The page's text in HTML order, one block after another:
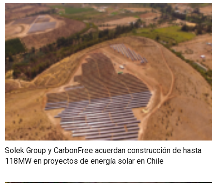
Solek Group y CarbonFree acuerdan construcción de hasta
118MW en proyectos de energía solar en Chile